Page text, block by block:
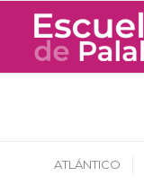
ATLÁNTICO